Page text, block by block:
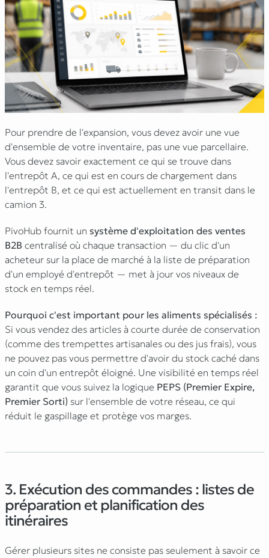
Pour prendre de l'expansion, vous devez avoir une vue
d'ensemble de votre inventaire, pas une vue parcellaire.
Vous devez savoir exactement ce qui se trouve dans
l'entrepôt A, ce qui est en cours de chargement dans
l'entrepôt B, et ce qui est actuellement en transit dans le
camion 3.
PivoHub fournit un système d'exploitation des ventes
B2B centralisé où chaque transaction — du clic d'un
acheteur sur la place de marché à la liste de préparation
d'un employé d'entrepôt — met à jour vos niveaux de
stock en temps réel.
Pourquoi c'est important pour les aliments spécialisés :
Si vous vendez des articles à courte durée de conservation
(comme des trempettes artisanales ou des jus frais), vous
ne pouvez pas vous permettre d'avoir du stock caché dans
un coin d'un entrepôt éloigné. Une visibilité en temps réel
garantit que vous suivez la logique PEPS (Premier Expire,
Premier Sorti) sur l'ensemble de votre réseau, ce qui
réduit le gaspillage et protège vos marges.
3. Exécution des commandes : listes de
préparation et planification des
itinéraires
Gérer plusieurs sites ne consiste pas seulement à savoir ce